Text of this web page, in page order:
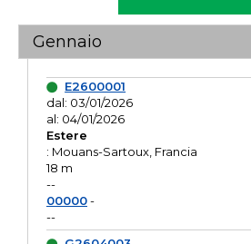
Gennaio
E2600001
dal: 03/01/2026
al: 04/01/2026
Estere
: Mouans-Sartoux, Francia
18 m
--
00000-
--